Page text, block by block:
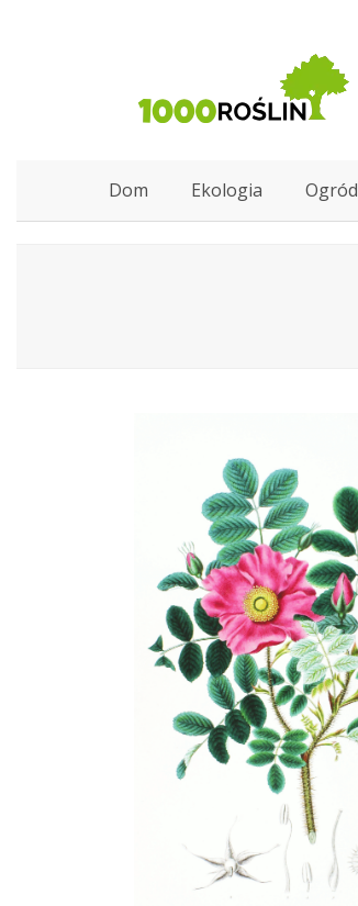
Dom Ekologia Ogród